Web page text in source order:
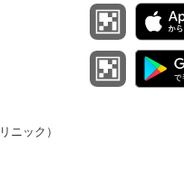
ニック）